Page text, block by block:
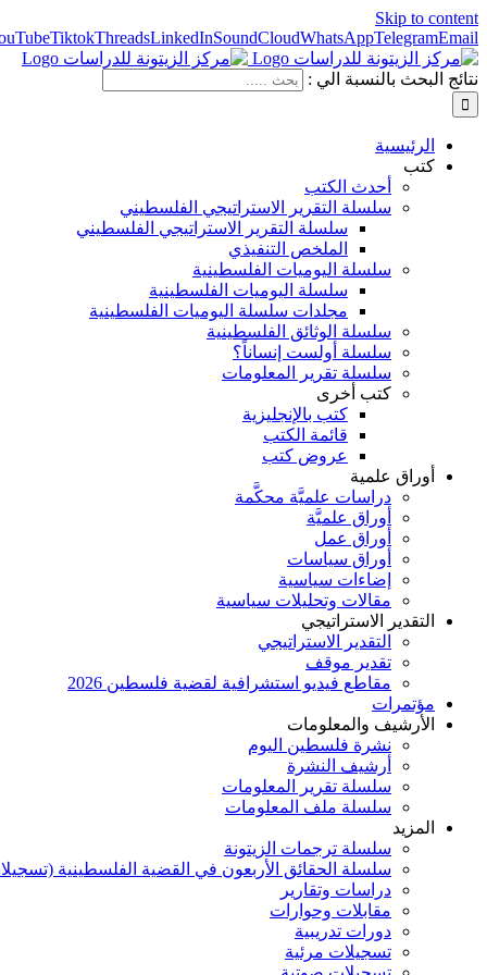
Skip to content
TiktokThreadsLinkedInSoundCloudWhatsAppTelegramEmail
نتائج البحث بالنسبة الي :
الرئيسية
كتب
أحدث الكتب
سلسلة التقرير الاستراتيجي الفلسطيني
سلسلة التقرير الاستراتيجي الفلسطيني
الملخص التنفيذي
سلسلة اليوميات الفلسطينية
سلسلة اليوميات الفلسطينية
مجلدات سلسلة اليوميات الفلسطينية
سلسلة الوثائق الفلسطينية
سلسلة أولست إنساناً؟
سلسلة تقرير المعلومات
كتب أخرى
كتب بالإنجليزية
قائمة الكتب
عروض كتب
أوراق علمية
دراسات علميَّة محكَّمة
أوراق علميَّة
أوراق عمل
أوراق سياسات
إضاءات سياسية
مقالات وتحليلات سياسية
التقدير الاستراتيجي
التقدير الاستراتيجي
تقدير موقف
مقاطع فيديو استشرافية لقضية فلسطين 2026
مؤتمرات
الأرشيف والمعلومات
نشرة فلسطين اليوم
أرشيف النشرة
سلسلة تقرير المعلومات
سلسلة ملف المعلومات
المزيد
سلسلة ترجمات الزيتونة
سلسلة الحقائق الأربعون في القضية الفلسطينية
دراسات وتقارير
مقابلات وحوارات
دورات تدريبية
تسجيلات مرئية